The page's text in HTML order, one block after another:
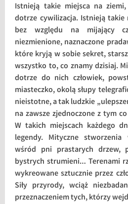
Istnieją takie miejsca na
dotrze cywilizacja. Istnieją
bez względu na mijający
niezmienione, naznaczone
które kryją w sobie sekret,
wszystko to, co znamy dzisiaj.
dotrze do nich człowiek,
miasteczko, okolą słupy
nieistotne, a tak ludzkie
na zawsze zjednoczone z tym
W takich miejscach każdego
legendy. Mityczne
wśród pni prastarych drzew,
bystrych strumieni… Terenami
wykreowane sztucznie przez
Siły przyrody, wciąż
przeznaczeniem tych, którzy